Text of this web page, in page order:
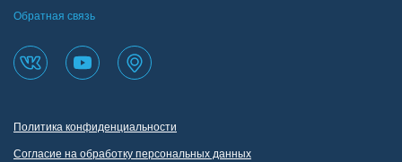
Обратная связь
Политика конфиденциальности
Согласие на обработку персональных данных